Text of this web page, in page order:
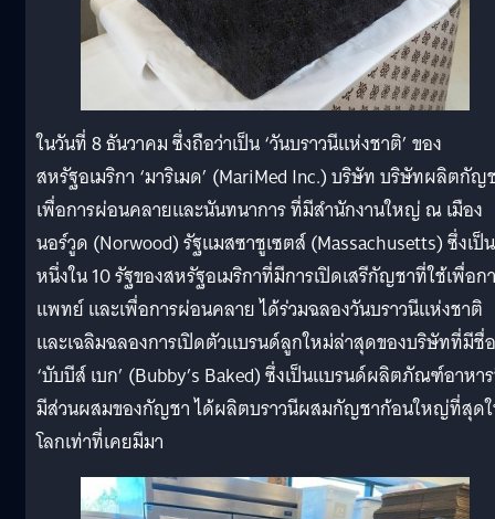
ในวันที่ 8 ธันวาคม ซึ่งถือว่าเป็น ‘วันบราวนีแห่งชาติ’ ของ
สหรัฐอเมริกา ‘มาริเมด’ (MariMed Inc.) บริษัท บริษัทผลิตกัญ
เพื่อการผ่อนคลายและนันทนาการ ที่มีสำนักงานใหญ่ ณ เมือง
นอร์วูด (Norwood) รัฐแมสซาชูเซตส์ (Massachusetts) ซึ่งเป็น
หนึ่งใน 10 รัฐของสหรัฐอเมริกาที่มีการเปิดเสรีกัญชาที่ใช้เพื่อก
แพทย์ และเพื่อการผ่อนคลาย ได้ร่วมฉลองวันบราวนีแห่งชาติ
และเฉลิมฉลองการเปิดตัวแบรนด์ลูกใหม่ล่าสุดของบริษัทที่มีชื่
‘บับบีส์ เบก’ (Bubby’s Baked) ซึ่งเป็นแบรนด์ผลิตภัณฑ์อาหา
มีส่วนผสมของกัญชา ได้ผลิตบราวนีผสมกัญชาก้อนใหญ่ที่สุด
โลกเท่าที่เคยมีมา